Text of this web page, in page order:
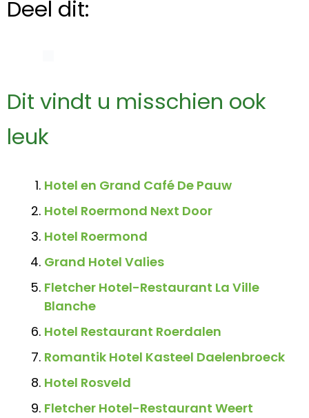
Deel dit:
Dit vindt u misschien ook
leuk
Hotel en Grand Café De Pauw
Hotel Roermond Next Door
Hotel Roermond
Grand Hotel Valies
Fletcher Hotel-Restaurant La Ville
Blanche
Hotel Restaurant Roerdalen
Romantik Hotel Kasteel Daelenbroeck
Hotel Rosveld
Fletcher Hotel-Restaurant Weert